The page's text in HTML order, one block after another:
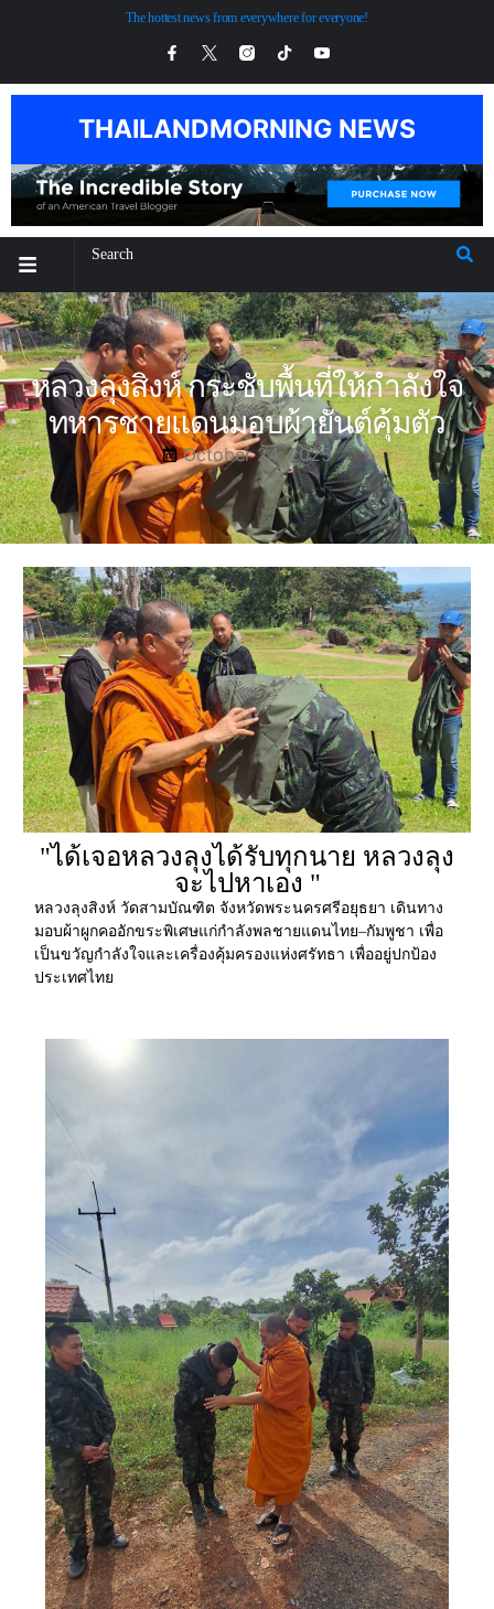
The hottest news from everywhere for everyone!
THAILANDMORNING NEWS
หลวงลุงสิงห์ กระชับพื้นที่ให้กำลังใจ
ทหารชายแดนมอบผ้ายันต์คุ้มตัว
October 24, 2025
"ได้เจอหลวงลุงได้รับทุกนาย หลวงลุง
จะไปหาเอง "
หลวงลุงสิงห์ วัดสามบัณฑิต จังหวัดพระนครศรีอยุธยา เดินทาง
มอบผ้าผูกคออักขระพิเศษแก่กำลังพลชายแดนไทย–กัมพูชา เพื่อ
เป็นขวัญกำลังใจและเครื่องคุ้มครองแห่งศรัทธา เพื่ออยู่ปกป้อง
ประเทศไทย